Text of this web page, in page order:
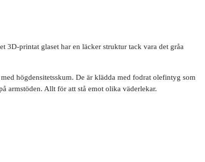
3D-printat glaset har en läcker struktur tack vara det gråa
högdensitetsskum. De är klädda med fodrat olefintyg som
armstöden. Allt för att stå emot olika väderlekar.